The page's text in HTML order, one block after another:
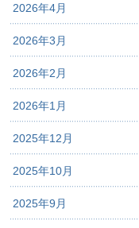
2026年4月
2026年3月
2026年2月
2026年1月
2025年12月
2025年10月
2025年9月